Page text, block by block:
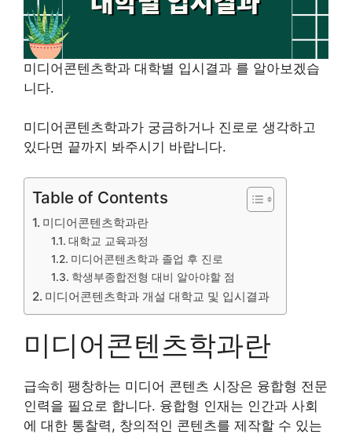
미디어콘텐츠학과 대학별 입시결과 를 알아보겠습
니다.
미디어콘텐츠학과가 궁금하거나 진로로 생각하고
있다면 끝까지 봐주시기 바랍니다.
Table of Contents
미디어콘텐츠학과란
대학교 교육과정
미디어콘텐츠학과 졸업 후 진로
학생부종합전형 대비 알아야할 점
미디어콘텐츠학과 개설 대학교 및 입시결과
미디어콘텐츠학과란
급속히 팽창하는 미디어 콘텐츠 시장은 융합형 전문
인력을 필요로 합니다. 융합형 인재는 인간과 사회
에 대한 통찰력, 창의적인 콘텐츠를 제작할 수 있는